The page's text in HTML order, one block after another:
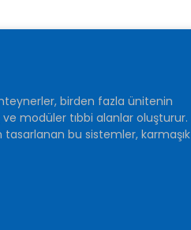
birden fazla ünitenin
modüler tıbbi alanlar oluşturur.
tasarlanan bu sistemler, karmaşık